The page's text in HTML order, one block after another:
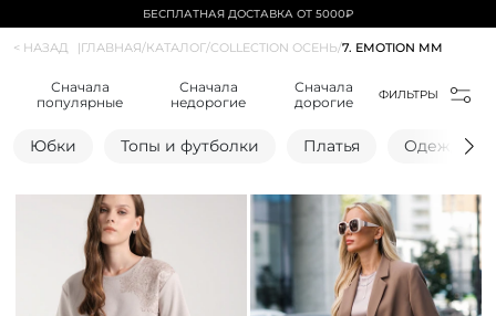
БЕСПЛАТНАЯ ДОСТАВКА ОТ 5000₽
< НАЗАД |ГЛАВНАЯ/КАТАЛОГ/COLLECTION ОСЕНЬ/7. EMOTION MM
Сначала
популярные
Сначала
недорогие
Сначала
дорогие
ФИЛЬТРЫ
Юбки Топы и футболки Платья Одежда